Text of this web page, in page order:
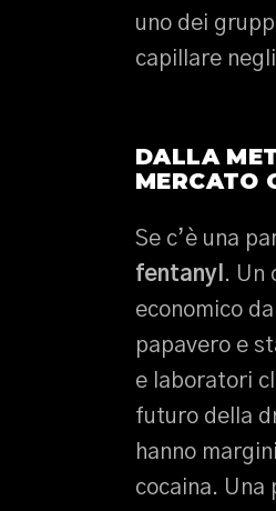
uno dei
capillare
DALLA
MERCATO
Se c’è una
fentanyl . Un
economico
papavero e
e laboratori
futuro della
hanno
cocaina. Una